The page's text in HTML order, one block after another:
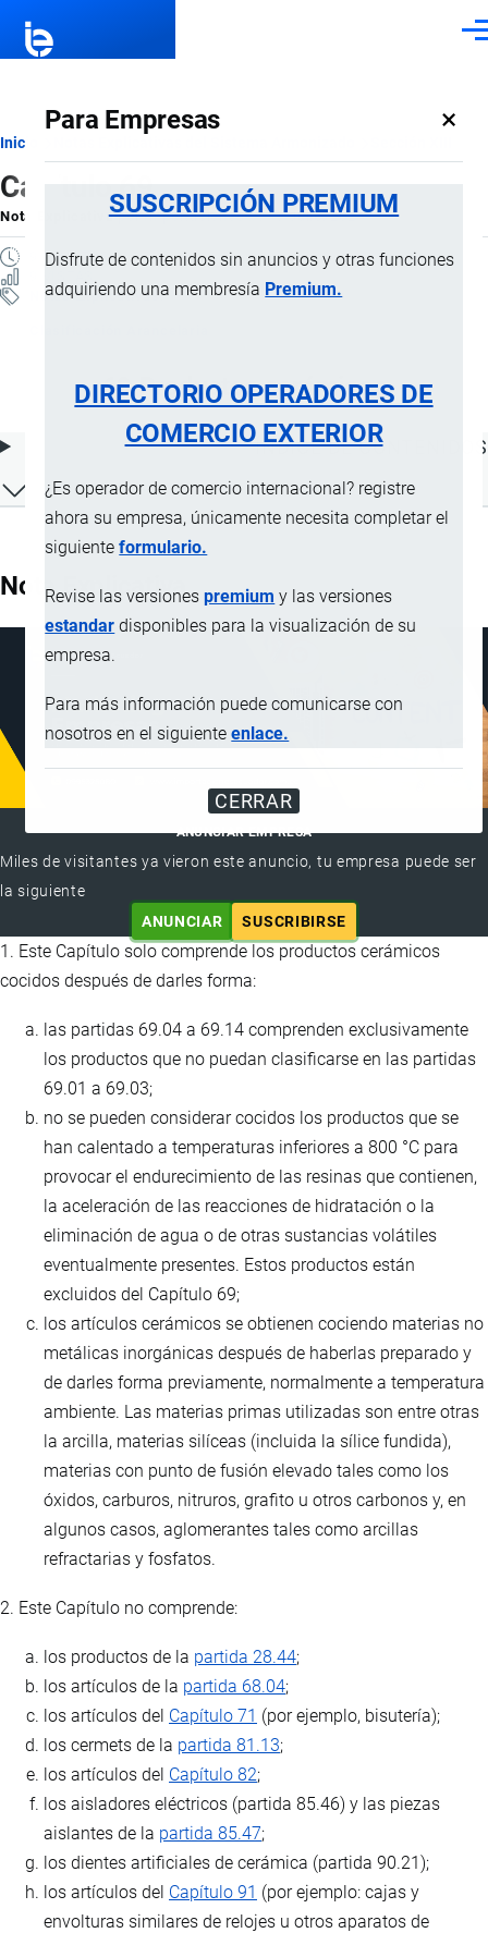
Para Empresas ×
SUSCRIPCIÓN PREMIUM
Disfrute de contenidos sin anuncios y otras funciones
adquiriendo una membresía Premium.
DIRECTORIO OPERADORES DE
COMERCIO EXTERIOR
¿Es operador de comercio internacional? registre
ahora su empresa, únicamente necesita completar el
siguienteformulario.
Revise las versionespremium y las versiones
estandar disponibles para la visualización de su
empresa.
Para más información puede comunicarse con
nosotros en el siguienteenlace.
CERRAR
Ruta
de
navegación
Inicio
Capítulo 69
Nota ExplicativaporImportaciones …, 15 Julio, 2024
9 MINUTOS
Notas Explicativas
69 Productos cerámicos
ÍNDICE DE CONTENIDOS
Nota Explicativa
ANUNCIAR EMPRESA
Miles de visitantes ya vieron este anuncio, tu empresa puede ser
la siguiente
ANUNCIAR
SUSCRIBIRSE
1. Este Capítulo solo comprende los productos cerámicos
cocidos después de darles forma:
las partidas 69.04 a 69.14 comprenden exclusivamente
los productos que no puedan clasificarse en las partidas
69.01 a 69.03;
no se pueden considerar cocidos los productos que se
han calentado a temperaturas inferiores a 800 °C para
provocar el endurecimiento de las resinas que contienen,
la aceleración de las reacciones de hidratación o la
eliminación de agua o de otras sustancias volátiles
eventualmente presentes. Estos productos están
excluidos del Capítulo 69;
los artículos cerámicos se obtienen cociendo materias no
metálicas inorgánicas después de haberlas preparado y
de darles forma previamente, normalmente a temperatura
ambiente. Las materias primas utilizadas son entre otras
la arcilla, materias silíceas (incluida la sílice fundida),
materias con punto de fusión elevado tales como los
óxidos, carburos, nitruros, grafito u otros carbonos y, en
algunos casos, aglomerantes tales como arcillas
refractarias y fosfatos.
2. Este Capítulo no comprende:
los productos de la partida 28.44;
los artículos de la partida 68.04;
los artículos del Capítulo 71 (por ejemplo, bisutería);
los cermets de la partida 81.13;
los artículos del Capítulo 82;
los aisladores eléctricos (partida 85.46) y las piezas
aislantes de la partida 85.47;
los dientes artificiales de cerámica (partida 90.21);
los artículos del Capítulo 91 (por ejemplo: cajas y
envolturas similares de relojes u otros aparatos de